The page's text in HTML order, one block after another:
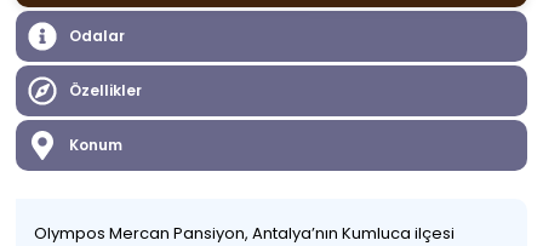
Odalar
Özellikler
Konum
Olympos Mercan Pansiyon, Antalya’nın Kumluca ilçesi